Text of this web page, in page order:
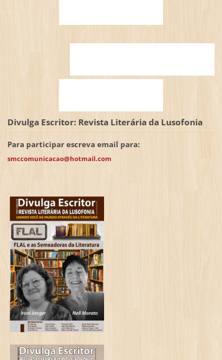
Divulga Escritor: Revista Literária da Lusofonia
Para participar escreva email para:
smccomunicacao@hotmail.com